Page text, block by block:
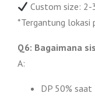
Custom size: 2-
*Tergantung lokasi
Q6: Bagaimana
A:
DP 50% saat